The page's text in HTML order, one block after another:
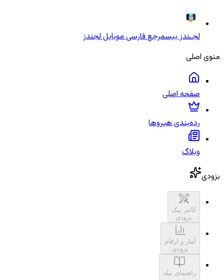
لجـندز بیسمرجع فارسی موبایل لجندز
منوی اصلی
صفحه اصلی
رده‌بندی هیروها
وبلاگ
بزودی
کانتر پیک
بزودی
آمار و ارقام
بزودی
راهنمای بیلد